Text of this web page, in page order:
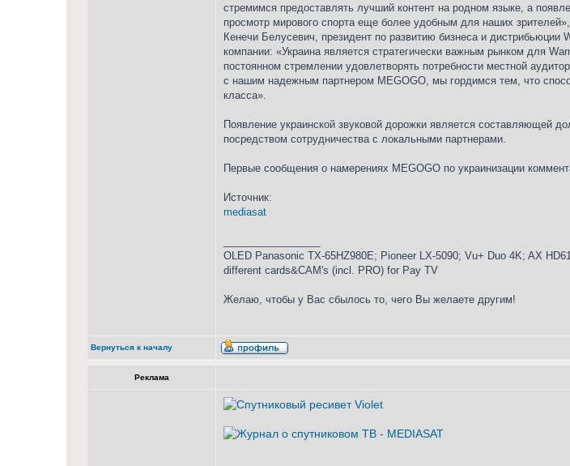
стремимся предоставлять лучший контент на родном языке, а
просмотр мирового спорта еще более удобным для наших
Кенечи Белусевич, президент по развитию бизнеса и дистрибьюции
компании: «Украина является стратегически важным рынком для
постоянном стремлении удовлетворять потребности местной
с нашим надежным партнером MEGOGO, мы гордимся тем, что
класса».
Появление украинской звуковой дорожки является составляющей
посредством сотрудничества с локальными партнерами.
Первые сообщения о намерениях MEGOGO по украинизации
Источник:
mediasat
OLED Panasonic TX-65HZ980E; Pioneer LX-5090; Vu+ Duo 4K; AX
different cards&CAM's (incl. PRO) for Pay TV
Желаю, чтобы у Вас сбылось то, чего Вы желаете другим!
Вернуться к началу
Реклама